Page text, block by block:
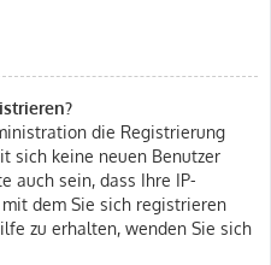
die Registrierung
sich keine neuen Benutzer
auch sein, dass Ihre IP-
dem Sie sich registrieren
zu erhalten, wenden Sie sich